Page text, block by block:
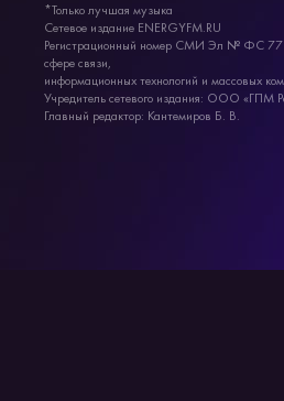
*Только лучшая музыка
Сетевое издание ENERGYFM.RU
Регистрационный номер СМИ Эл № ФС 77
сфере связи,
информационных технологий и массовых
Учредитель сетевого издания: ООО «ГПМ
Главный редактор: Кантемиров Б. В.